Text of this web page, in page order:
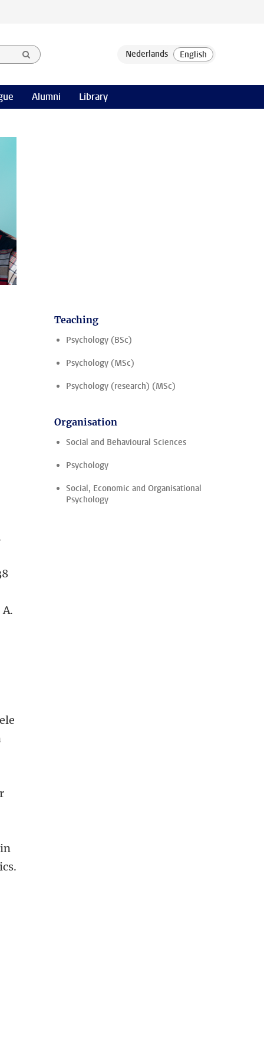
Alumni Library
Teaching
Psychology (BSc)
Psychology (MSc)
Psychology (research) (MSc)
Organisation
Social and Behavioural Sciences
Psychology
Social, Economic and Organisational
Psychology